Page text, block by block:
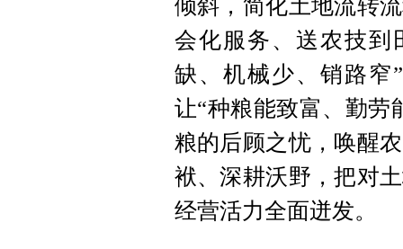
倾斜，简化土地流转
会化服务、送农技到
缺、机械少、销路窄
让“种粮能致富、勤劳
粮的后顾之忧，唤醒
袱、深耕沃野，把对
经营活力全面迸发。